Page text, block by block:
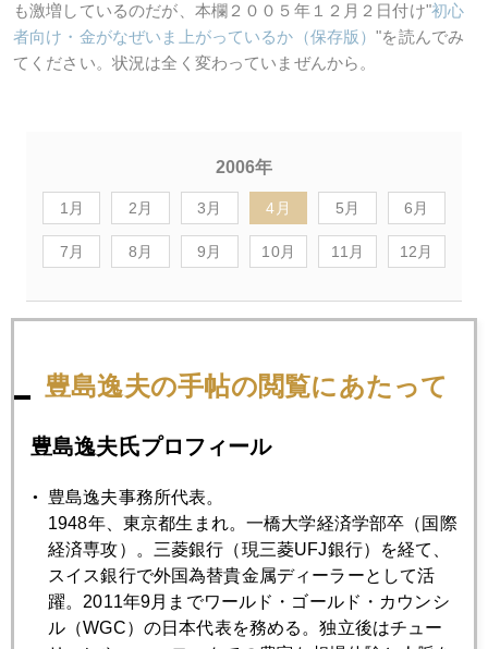
も激増しているのだが、本欄２００５年１２月２日付け"初心
者向け・金がなぜいま上がっているか（保存版）"を読んでみ
てください。状況は全く変わっていまぜんから。
2006年
1月 2月 3月 4月 5月 6月
7月 8月 9月 10月 11月 12月
2006年04月26日
個人も天然資源備蓄を考えよう
2006年04月25日
ドル急落、金も急落
2006年04月24日
豊島逸夫の手帖の閲覧にあたって
豊島逸夫氏プロフィール
豊島逸夫事務所代表。
1948年、東京都生まれ。一橋大学経済学部卒（国際
経済専攻）。三菱銀行（現三菱UFJ銀行）を経て、
スイス銀行で外国為替貴金属ディーラーとして活
躍。2011年9月までワールド・ゴールド・カウンシ
ル（WGC）の日本代表を務める。独立後はチュー